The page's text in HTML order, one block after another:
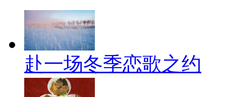
赴一场冬季恋歌之约